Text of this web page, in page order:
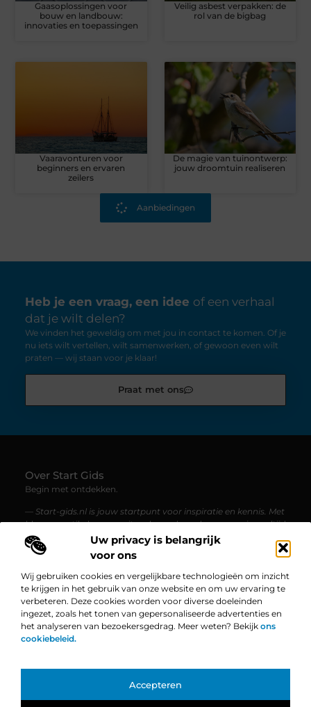
Uw privacy is belangrijk
voor ons
Wij gebruiken cookies en vergelijkbare technologieën om inzicht
te krijgen in het gebruik van onze website en om uw ervaring te
verbeteren. Deze cookies worden voor diverse doeleinden
ingezet, zoals het tonen van gepersonaliseerde advertenties en
het analyseren van bezoekersgedrag. Meer weten? Bekijk ons
cookiebeleid.
Accepteren
Gaasoplossingen voor
bouw en landbouw:
innovaties en toepassingen
Veilig asbest verpakken: de
rol van de bigbag
Vaaravonturen voor
beginners en ervaren
zeilers
De magie van tuinontwerp:
jouw droomtuin realiseren
Aanbiedingen
Heb je een vraag, een idee of een verhaal
dat je wilt delen?
We vinden het geweldig om met jou in contact te komen. Of je
nu iets wilt vertellen, wilt samenwerken, of gewoon even wilt
praten — wij staan voor je klaar!
Praat met ons
Over Start Gids
Begin met ontdekken.
— Start-gids.nl is jouw startpunt voor inspiratie en kennis. Met
blogs en artikelen over uiteenlopende onderwerpen, is er altijd
iets nieuws te lezen.
Onze informatie